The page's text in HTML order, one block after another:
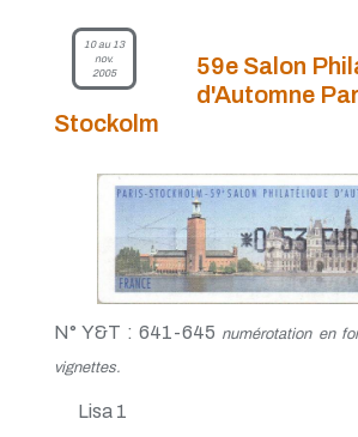
10 au 13
nov.
2005
59e Salon
d'Automne
Stockolm
N° Y&T : 641-645 numérotation en
vignettes.
Lisa 1